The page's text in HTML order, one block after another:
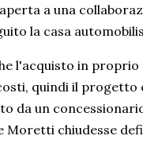
a una
la casa
l'acquisto in
quindi il
da un
Moretti chiudesse